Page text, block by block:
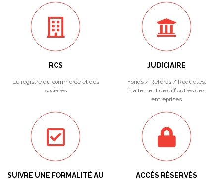
RCS
Le registre du commerce et des
sociétés
JUDICIAIRE
Fonds / Référés / Requêtes.
Traitement de difficultés des
entreprises
SUIVRE UNE FORMALITÉ AU
ACCÈS RÉSERVÉS